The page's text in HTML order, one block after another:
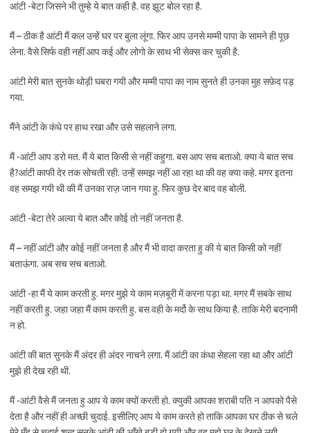
आंटी -बेटा जिसने भी तुम्हे ये बात कही है. वह झूट बोल रहा है.
मैं – ठीक है आंटी मैं कल उन्हें घर पर बुला लूंगा. फिर आप उनसे मम्मी पापा के सामने ही पूछ
लेना. वैसे सिर्फ वही नहीं आप कई और लोगो के साथ भी सेक्स कर चुकी है.
आंटी मेरी बात सुनके थोड़ी घबरा गयी और मम्मी पापा का नाम सुनते ही उनका मुह सफ़ेद पड़
गया.
मैंने आंटी के कंधे पर हाथ रखा और उसे सहलाने लगा.
मैं -आंटी आप डरो मत. मैं ये बात किसी से नहीं कहुगा. बस आप सच बताओ. क्या ये बात सच
है?आंटी काफी देर तक सोचती रही. उन्हें समझ नहीं आ रहा था की वह क्या कहे. मगर इतना
वह समझ गयी थी की मैं उनका राज़ जान गया हु. फिर कुछ देर बाद वह बोली.
आंटी -बेटा तेरे अल्वा ये बात और कोई तो नहीं जनता है.
मैं – नहीं आंटी और कोई नहीं जनता है और मैं भी वादा करता हु की ये बात किसी को नहीं
बताऊंगा. अब सच सच बताओ.
आंटी -हा मैं ये काम करती हु. मगर मुझे ये काम मज़बूरी में करना पड़ा था. मगर मैं सबके साथ
नहीं करती हु. जहा जहा मैं काम करती हु. बस वही के मर्दो के साथ किया है. ताकि मेरी बदनामी
न हो.
आंटी की बात सुनके मैं अंदर ही अंदर नाचने लगा. मैं आंटी का कंधा सेहला रहा था और आंटी
मुझे ही देख रही थी.
मैं -आंटी वैसे मैं जनता हु आप ये काम क्यों करती हो. क्युकी आपका शराबी पति न आपको पैसे
देता है और नहीं ही अच्छी चुदाई. इसीलिए आप ये काम करते हो ताकि आपका घर ठीक से चले